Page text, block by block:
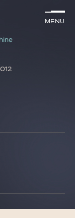
Menu
Menu